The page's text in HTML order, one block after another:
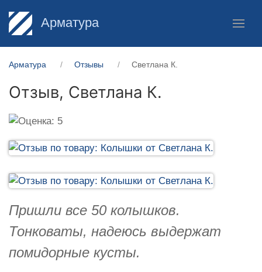
Арматура
Арматура Отзывы Светлана К.
Отзыв, Светлана К.
Пришли все 50 колышков.
Тонковаты, надеюсь выдержат
помидорные кусты.